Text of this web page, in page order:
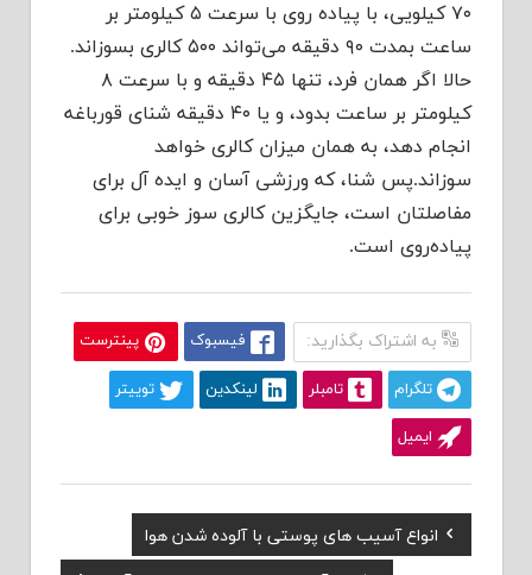
۷۰ کیلویی، با پیاده روی با سرعت ۵ کیلومتر بر
ساعت بمدت ۹۰ دقیقه می‌تواند ۵۰۰ کالری بسوزاند.
حالا اگر همان فرد، تنها ۴۵ دقیقه و با سرعت ۸
کیلومتر بر ساعت بدود، و یا ۴۰ دقیقه شنای قورباغه
انجام دهد، به همان میزان کالری خواهد
سوزاند.پس شنا، که ورزشی آسان و ایده آل برای
مفاصلتان است، جایگزین کالری سوز خوبی برای
پیاده‌روی است.
به اشتراک بگذارید: فیسبوک پینترست
تلگرام تامبلر لینکدین توییتر
ایمیل
راهبری
Previous
Post:
انواع آسیب های پوستی با آلوده شدن هوا